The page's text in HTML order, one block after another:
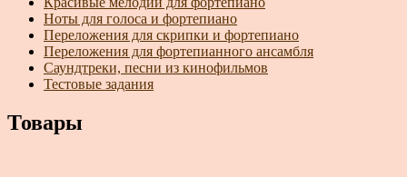
Ноты для голоса и фортепиано
Переложения для скрипки и фортепиано
Переложения для фортепианного ансамбля
Саундтреки, песни из кинофильмов
Тестовые задания
Товары